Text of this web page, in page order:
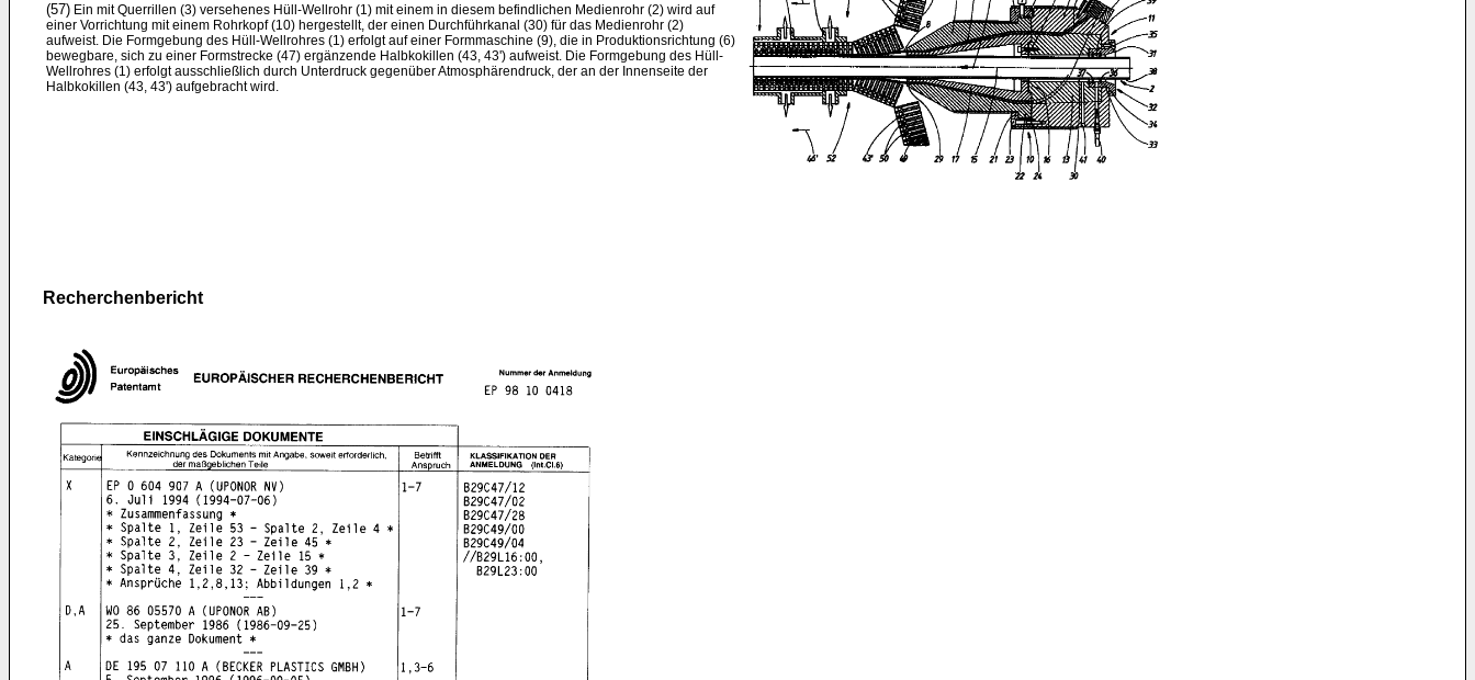
(57) Ein mit Querrillen (3) versehenes Hüll-Wellrohr (1) mit einem in diesem befindlichen Medienrohr (2) wird auf
einer Vorrichtung mit einem Rohrkopf (10) hergestellt, der einen Durchführkanal (30) für das Medienrohr (2)
aufweist. Die Formgebung des Hüll-Wellrohres (1) erfolgt auf einer Formmaschine (9), die in Produktionsrichtung (6)
bewegbare, sich zu einer Formstrecke (47) ergänzende Halbkokillen (43, 43') aufweist. Die Formgebung des Hüll-
Wellrohres (1) erfolgt ausschließlich durch Unterdruck gegenüber Atmosphärendruck, der an der Innenseite der
Halbkokillen (43, 43') aufgebracht wird.
Recherchenbericht